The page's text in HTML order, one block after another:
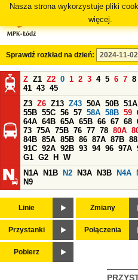
Nasza strona wykorzystuje pliki
więcej.
Sprawdź rozkład na dzień:
Z Z1 Z2 0 1 2 3 4 5 6 7 8
41 43 45
Z3 Z6 Z13 Z43 50A 50B 51A
55B 55C 56 57 58A 58B 59
64A 64B 65A 65B 66 67 68
73 75A 75B 76 77 78 80A
84B 85A 85B 86 87A 87B
91C 92A 92B 93 94 96 97A
G1 G2 H
W
N1A
N1B N2 N3A N3B N4A
N9
Linie Zmiany
Przystanki Połączenia
Pobierz